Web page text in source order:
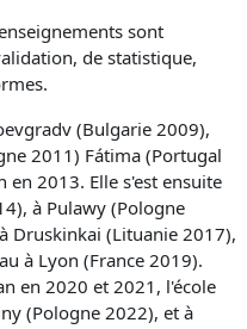
sont
de statistique,
(Bulgarie 2009),
2011) Fátima (Portugal
en 2013. Elle s'est ensuite
à Pulawy (Pologne
Druskinkai (Lituanie 2017),
à Lyon (France 2019).
en 2020 et 2021, l'école
(Pologne 2022), et à